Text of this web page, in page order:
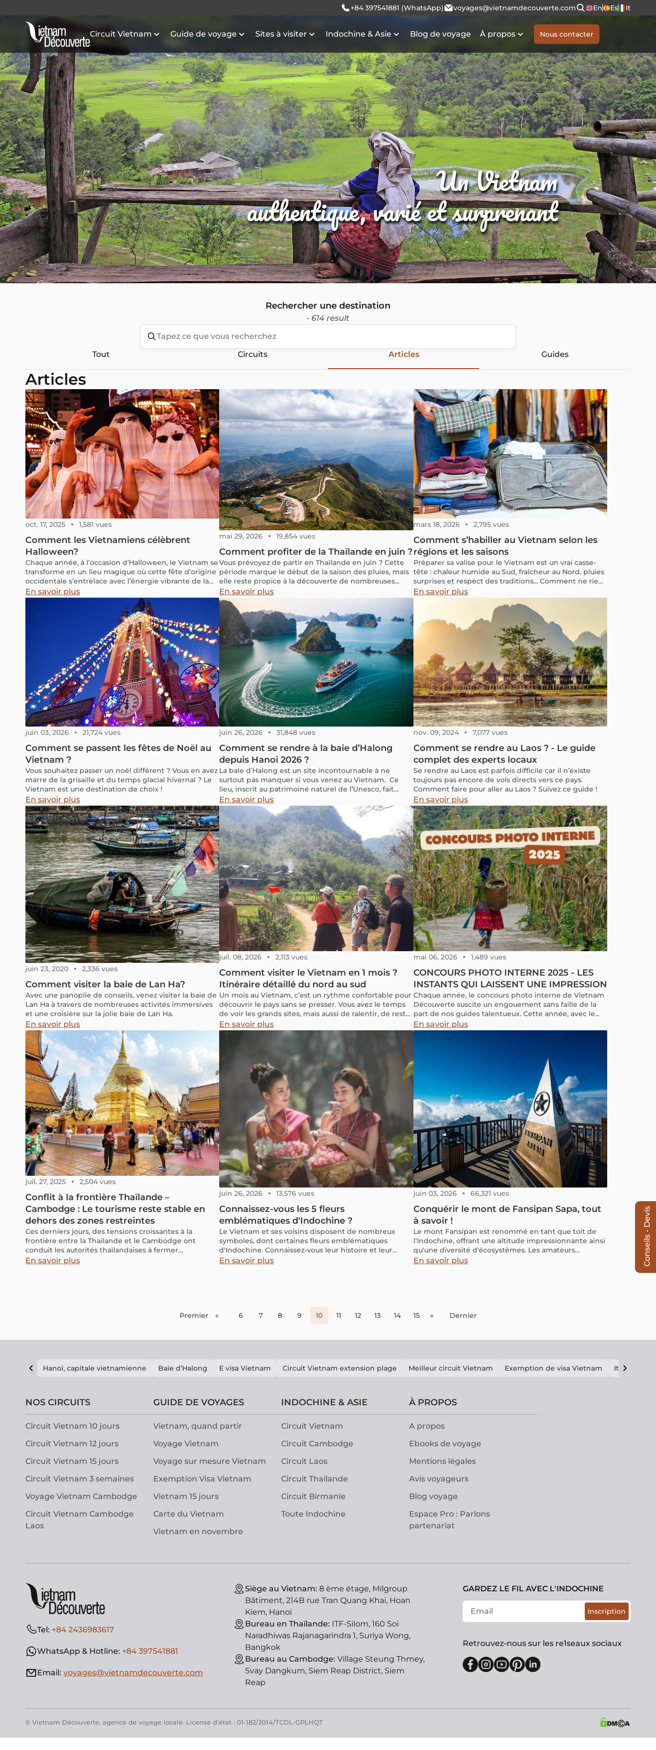
+84 397541881 (WhatsApp) voyages@vietnamdecouverte.com En Es It
Circuit Vietnam Guide de voyage Sites à visiter Indochine & Asie Blog de voyage À propos Nous contacter
Un Vietnam
authentique, varié et surprenant
Rechercher une destination
- 614 result
Tout Circuits Articles Guides
Articles
oct. 17, 2025 1,581 vues
Comment les Vietnamiens célèbrent
Halloween?
Chaque année, à l’occasion d’Halloween, le Vietnam se
transforme en un lieu magique où cette fête d’origine
occidentale s’entrelace avec l’énergie vibrante de la
culture locale. Bien que Halloween ne soit pas une
tradition ancestrale du Vietnam, elle a trouvé sa place
dans le cœur des Vietnamiens, surtout dans les
grandes villes comme Hanoi et Ho Chi Minh-Ville. Dans
ces villes dynamiques, Halloween devient un moment
de partage, de mystère et de convivialité, où
modernité et traditions locales se rencontrent.
En savoir plus
mai 29, 2026 19,854 vues
Comment profiter de la Thaïlande en juin ?
Vous prévoyez de partir en Thaïlande en juin ? Cette
période marque le début de la saison des pluies, mais
elle reste propice à la découverte de nombreuses
régions du pays. Paysages verdoyants, sites
touristiques moins fréquentés et budgets souvent
plus avantageux font partie des atouts d’un voyage à
cette période. Dans cet article, découvrez la météo en
Thaïlande en juin, les destinations à privilégier, les
activités possibles ainsi que nos conseils pour
organiser votre séjour.
En savoir plus
mars 18, 2026 2,795 vues
Comment s’habiller au Vietnam selon les
régions et les saisons
Préparer sa valise pour le Vietnam est un vrai casse-
tête : chaleur humide au Sud, fraîcheur au Nord, pluies
surprises et respect des traditions... Comment ne rien
oublier sans surcharger ses bagages ? Ce guide
pratique vous révèle tous les secrets pour vous habiller
de manière confortable, adaptée et respectueuse
dans chaque région et pour chaque activité, des
temples de Hanoï aux treks de Sapa. Votre valise
parfaite vous attend ici.
En savoir plus
juin 03, 2026 21,724 vues
Comment se passent les fêtes de Noël au
Vietnam ?
Vous souhaitez passer un noël différent ? Vous en avez
marre de la grisaille et du temps glacial hivernal ? Le
Vietnam est une destination de choix !
En savoir plus
juin 26, 2026 31,848 vues
Comment se rendre à la baie d’Halong
depuis Hanoi 2026 ?
La baie d’Halong est un site incontournable à ne
surtout pas manquer si vous venez au Vietnam. Ce
lieu, inscrit au patrimoine naturel de l’Unesco, fait
partie des huit merveilles du monde pour ses
paysages uniques !
En savoir plus
nov. 09, 2024 7,077 vues
Comment se rendre au Laos ? - Le guide
complet des experts locaux
Se rendre au Laos est parfois difficile car il n’existe
toujours pas encore de vols directs vers ce pays.
Comment faire pour aller au Laos ? Suivez ce guide !
En savoir plus
juin 23, 2020 2,336 vues
Comment visiter la baie de Lan Ha?
Avec une panoplie de conseils, venez visiter la baie de
Lan Ha à travers de nombreuses activités immersives
et une croisière sur la jolie baie de Lan Ha.
En savoir plus
juil. 08, 2026 2,113 vues
Comment visiter le Vietnam en 1 mois ?
Itinéraire détaillé du nord au sud
Un mois au Vietnam, c’est un rythme confortable pour
découvrir le pays sans se presser. Vous avez le temps
de voir les grands sites, mais aussi de ralentir, de rester
une nuit de plus là où l’ambiance vous plaît, de sortir
un peu des itinéraires trop serrés et de ressentir le
600 kilomètres du nord au sud. Sur 10 ou 15 jours, il faut
souvent trancher. Sur un mois, le voyage devient plus
fluide. Dans cet article, vous trouverez un itinéraire
Vietnam 1 mois pensé pour un premier voyage, avec
une logique du nord au sud, un rythme équilibré et
plusieurs pistes d’ajustement selon votre manière de
En savoir plus
mai 06, 2026 1,489 vues
CONCOURS PHOTO INTERNE 2025 - LES
INSTANTS QUI LAISSENT UNE IMPRESSION
Chaque année, le concours photo interne de Vietnam
Découverte suscite un engouement sans faille de la
part de nos guides talentueux. Cette année, avec le
thème “Khoảnh Khắc Nghề Nghiệp - Dấu Ấn Hành
Trình” (Instantanés Professionnels - Les Empreintes du
sommes fiers de dévoiler les 15 photos les plus
En savoir plus
juil. 27, 2025 2,504 vues
Conflit à la frontière Thaïlande –
Cambodge : Le tourisme reste stable en
dehors des zones restreintes
Ces derniers jours, des tensions croissantes à la
frontière entre la Thaïlande et le Cambodge ont
conduit les autorités thaïlandaises à fermer
temporairement certains postes frontaliers et à
En savoir plus
juin 26, 2026 13,576 vues
Connaissez-vous les 5 fleurs
emblématiques d'Indochine ?
Le Vietnam et ses voisins disposent de nombreux
symboles, dont certaines fleurs emblématiques
d'Indochine. Connaissez-vous leur histoire et leur
signification ?
En savoir plus
juin 03, 2026 66,321 vues
Conquérir le mont de Fansipan Sapa, tout
à savoir !
Le mont Fansipan est renommé en tant que toit de
l'Indochine, offrant une altitude impressionnante ainsi
qu'une diversité d'écosystèmes. Les amateurs
d'escalade et d'aventure sont irrésistiblement attirés
En savoir plus
Premier « 6 7 8 9 10 11 12 13 14 15 » Dernier
Hanoï, capitale vietnamienne Baie d’Halong E visa Vietnam Circuit Vietnam extension plage Meilleur circuit Vietnam Exemption de visa Vietnam Itinéraire
NOS CIRCUITS
Circuit Vietnam 10 jours
Circuit Vietnam 12 jours
Circuit Vietnam 15 jours
Circuit Vietnam 3 semaines
Voyage Vietnam Cambodge
Circuit Vietnam Cambodge
Laos
GUIDE DE VOYAGES
Vietnam, quand partir
Voyage Vietnam
Voyage sur mesure Vietnam
Exemption Visa Vietnam
Vietnam 15 jours
Carte du Vietnam
Vietnam en novembre
INDOCHINE & ASIE
Circuit Vietnam
Circuit Cambodge
Circuit Laos
Circuit Thailande
Circuit Birmanie
Toute Indochine
À PROPOS
A propos
Ebooks de voyage
Mentions légales
Avis voyageurs
Blog voyage
Espace Pro : Parlons
partenariat
Tel: +84 2436983617
WhatsApp & Hotline: +84 397541881
Email: voyages@vietnamdecouverte.com
Siège au Vietnam: 8 ème étage, Milgroup
Bâtiment, 214B rue Tran Quang Khai, Hoan
Kiem, Hanoi
Bureau en Thaïlande: ITF-Silom, 160 Soi
Naradhiwas Rajanagarindra 1, Suriya Wong,
Bangkok
Bureau au Cambodge: Village Steung Thmey,
Svay Dangkum, Siem Reap District, Siem
Reap
GARDEZ LE FIL AVEC L'INDOCHINE
Inscription
Retrouvez-nous sur les re1seaux sociaux
© Vietnam Découverte, agence de voyage locale. License d'état : 01-182/2014/TCDL-GPLHQT
Conseils - Devis